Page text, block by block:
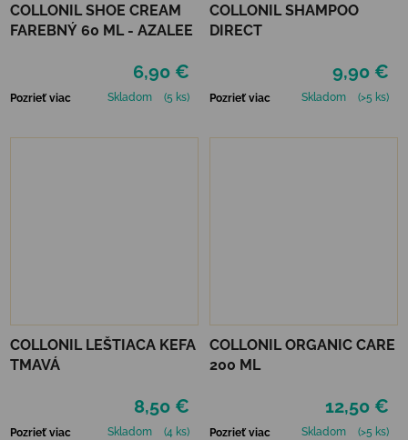
COLLONIL SHOE CREAM
FAREBNÝ 60 ML - AZALEE
6,90 €
Pozrieť viac Skladom (5 ks)
COLLONIL SHAMPOO
DIRECT
9,90 €
Pozrieť viac Skladom (>5 ks)
COLLONIL LEŠTIACA KEFA
TMAVÁ
8,50 €
Pozrieť viac Skladom (4 ks)
COLLONIL ORGANIC CARE
200 ML
12,50 €
Pozrieť viac Skladom (>5 ks)